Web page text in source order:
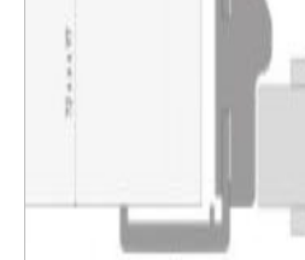
Распродажа